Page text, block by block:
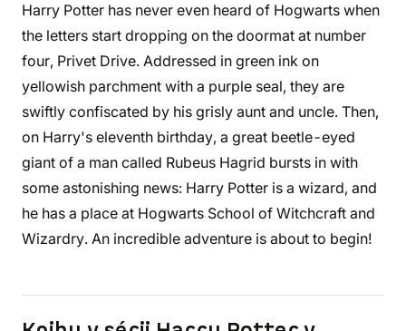
Harry Potter has never even heard of Hogwarts when
the letters start dropping on the doormat at number
four, Privet Drive. Addressed in green ink on
yellowish parchment with a purple seal, they are
swiftly confiscated by his grisly aunt and uncle. Then,
on Harry's eleventh birthday, a great beetle-eyed
giant of a man called Rubeus Hagrid bursts in with
some astonishing news: Harry Potter is a wizard, and
he has a place at Hogwarts School of Witchcraft and
Wizardry. An incredible adventure is about to begin!